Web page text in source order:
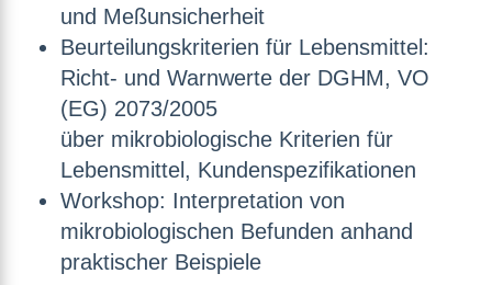
und Meßunsicherheit
Beurteilungskriterien für Lebensmittel:
Richt- und Warnwerte der DGHM, VO
(EG) 2073/2005
über mikrobiologische Kriterien für
Lebensmittel, Kundenspezifikationen
Workshop: Interpretation von
mikrobiologischen Befunden anhand
praktischer Beispiele